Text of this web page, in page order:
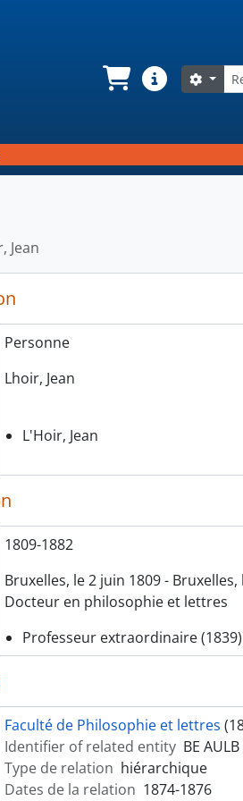
Panier Liens rapides
Jean
Personne
Lhoir, Jean
L'Hoir, Jean
1809-1882
Bruxelles, le 2 juin 1809 -
Docteur en philosophie et lettres
Professeur extraordinaire
Faculté de Philosophie et lettres
Identifier of related entity BE
Type de relation hiérarchique
Dates de la relation 1874-1876